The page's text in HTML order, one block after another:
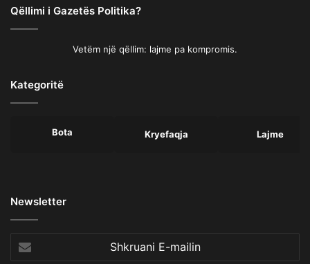
Qëllimi i Gazetës Politika?
Vetëm një qëllim: lajme pa kompromis.
Kategoritë
Bota Kryefaqja Lajme
Newsletter
E-